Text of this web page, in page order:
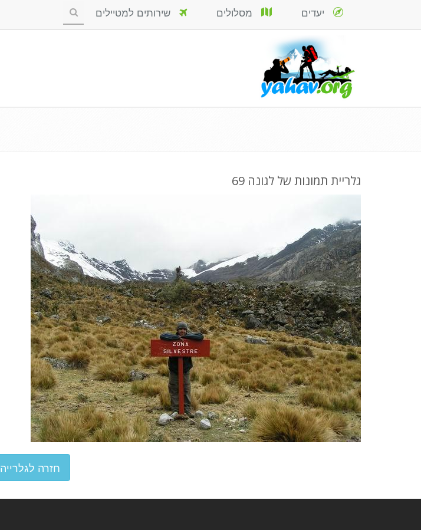
יעדים מסלולים שירותים למטיילים
גלריית תמונות של לגונה 69
חזרה לגלרייה